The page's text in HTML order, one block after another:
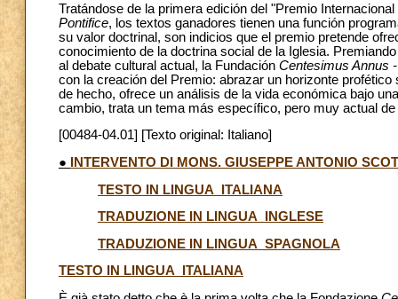
Tratándose de la primera edición del "Premio
Pontifice, los textos ganadores tienen una función
su valor doctrinal, son indicios que el premio pretende
conocimiento de la doctrina social de la Iglesia.
al debate cultural actual, la Fundación Centesimus Annus
con la creación del Premio: abrazar un horizonte
de hecho, ofrece un análisis de la vida económica bajo
cambio, trata un tema más específico, pero muy actual
[00484-04.01] [Texto original: Italiano]
●
INTERVENTO DI MONS. GIUSEPPE ANTONIO
TESTO IN LINGUA ITALIANA
TRADUZIONE IN LINGUA INGLESE
TRADUZIONE IN LINGUA SPAGNOLA
TESTO IN LINGUA ITALIANA